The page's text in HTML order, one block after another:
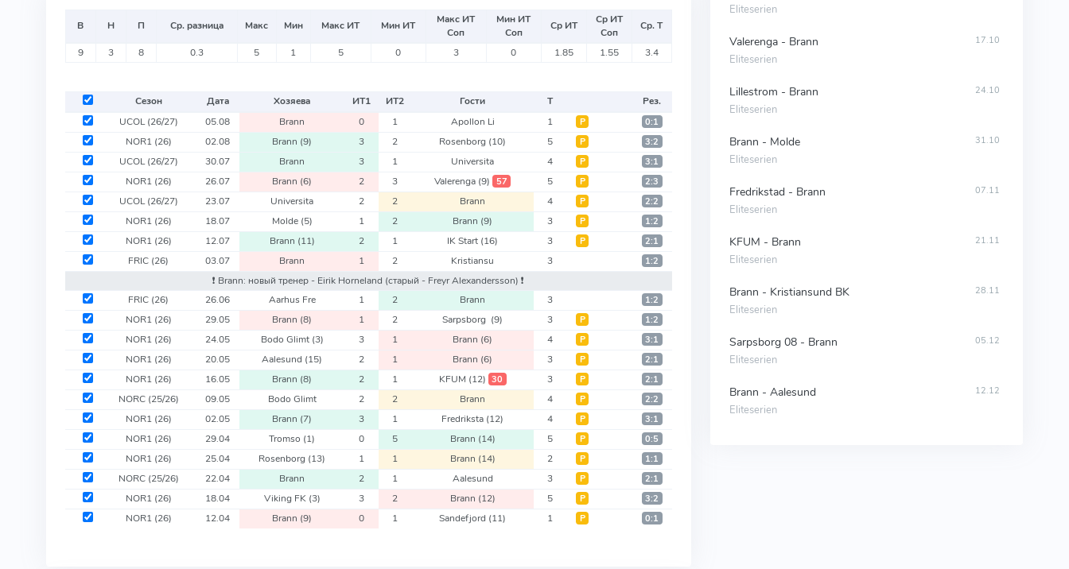
В Н П Ср. разница Макс Мин Макс ИТ Мин ИТ
Макс ИТ
Соп
Мин ИТ
Соп
Ср ИТ
Ср ИТ
Соп
Ср. Т
9 3 8 0.3 5 1 5 0 3 0 1.85 1.55 3.4
Сезон Дата Хозяева ИТ1 ИТ2 Гости Т
Рез.
UCOL(26/27) 05.08 Brann 0 1 Apollon Li 1 Р 0:1
NOR1 (26) 02.08 Brann (9) 3 2 Rosenborg (10) 5 Р 3:2
UCOL(26/27) 30.07 Brann 3 1 Universita 4 Р 3:1
NOR1 (26) 26.07 Brann (6) 2 3 Valerenga (9) 57 5 Р 2:3
UCOL(26/27) 23.07 Universita 2 2 Brann 4 Р 2:2
NOR1 (26) 18.07 Molde (5) 1 2 Brann (9) 3 Р 1:2
NOR1 (26) 12.07 Brann (11) 2 1 IK Start (16) 3 Р 2:1
FRIC (26) 03.07 Brann 1 2 Kristiansu 3 1:2
❗️ Brann: новый тренер - Eirik Horneland (старый - Freyr Alexandersson) ❗️
FRIC (26) 26.06 Aarhus Fre 1 2 Brann 3 1:2
NOR1 (26) 29.05 Brann (8) 1 2 Sarpsborg (9) 3 Р 1:2
NOR1 (26) 24.05 Bodo Glimt (3) 3 1 Brann (6) 4 Р 3:1
NOR1 (26) 20.05 Aalesund (15) 2 1 Brann (6) 3 Р 2:1
NOR1 (26) 16.05 Brann (8) 2 1 KFUM (12) 30 3 Р 2:1
NORC (25/26) 09.05 Bodo Glimt 2 2 Brann 4 Р 2:2
NOR1 (26) 02.05 Brann (7) 3 1 Fredriksta (12) 4 Р 3:1
NOR1 (26) 29.04 Tromso (1) 0 5 Brann (14) 5 Р 0:5
NOR1 (26) 25.04 Rosenborg (13) 1 1 Brann (14) 2 Р 1:1
NORC (25/26) 22.04 Brann 2 1 Aalesund 3 Р 2:1
NOR1 (26) 18.04 Viking FK (3) 3 2 Brann (12) 5 Р 3:2
NOR1 (26) 12.04 Brann (9) 0 1 Sandefjord (11) 1 Р 0:1
Eliteserien
Valerenga - Brann
Eliteserien
17.10
Lillestrom - Brann
Eliteserien
24.10
Brann - Molde
Eliteserien
31.10
Fredrikstad - Brann
Eliteserien
07.11
KFUM - Brann
Eliteserien
21.11
Brann - Kristiansund BK
Eliteserien
28.11
Sarpsborg 08 - Brann
Eliteserien
05.12
Brann - Aalesund
Eliteserien
12.12